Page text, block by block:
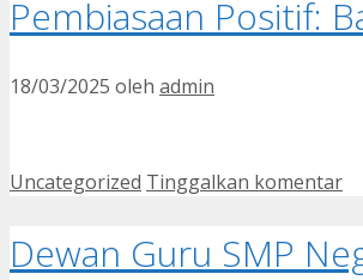
Pembiasaan Positif:
18/03/2025 oleh admin
Kategori
Uncategorized Tinggalkan komentar
Dewan Guru SMP